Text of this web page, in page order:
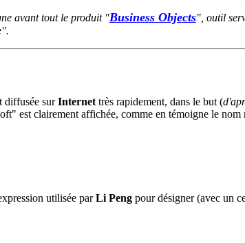
avant tout le produit "Business Objects", outil
diffusée surInternet très rapidement, dans le but (
est clairement affichée, comme en témoigne le nom
utilisée parLi Peng pour désigner (avec un